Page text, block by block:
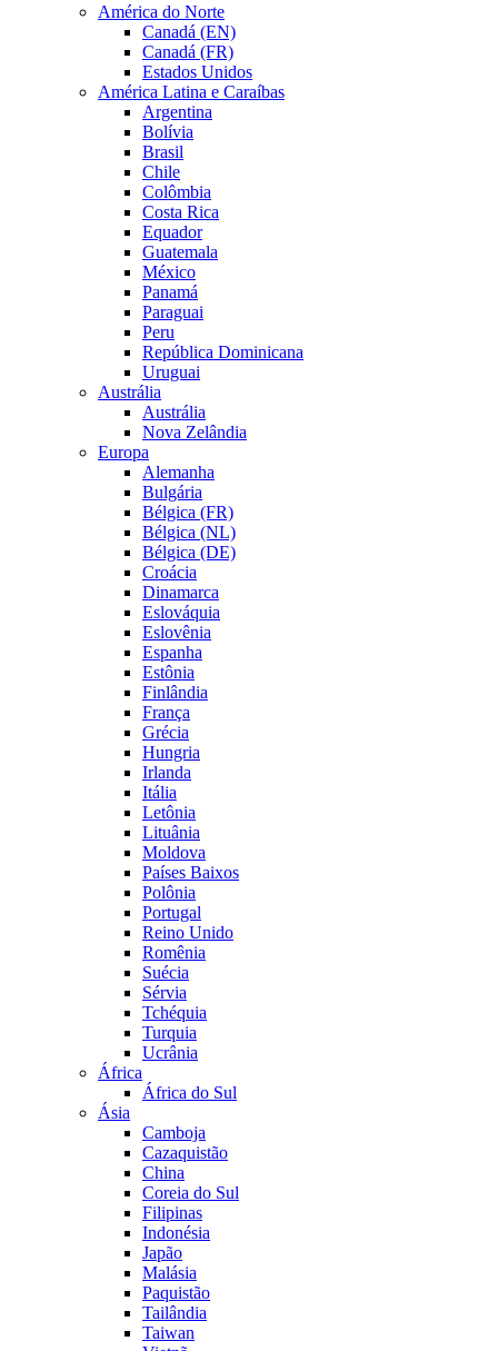
América do Norte
Canadá (EN)
Canadá (FR)
Estados Unidos
América Latina e Caraíbas
Argentina
Bolívia
Brasil
Chile
Colômbia
Costa Rica
Equador
Guatemala
México
Panamá
Paraguai
Peru
República Dominicana
Uruguai
Austrália
Austrália
Nova Zelândia
Europa
Alemanha
Bulgária
Bélgica (FR)
Bélgica (NL)
Bélgica (DE)
Croácia
Dinamarca
Eslováquia
Eslovênia
Espanha
Estônia
Finlândia
França
Grécia
Hungria
Irlanda
Itália
Letônia
Lituânia
Moldova
Países Baixos
Polônia
Portugal
Reino Unido
Romênia
Suécia
Sérvia
Tchéquia
Turquia
Ucrânia
África
África do Sul
Ásia
Camboja
Cazaquistão
China
Coreia do Sul
Filipinas
Indonésia
Japão
Malásia
Paquistão
Tailândia
Taiwan